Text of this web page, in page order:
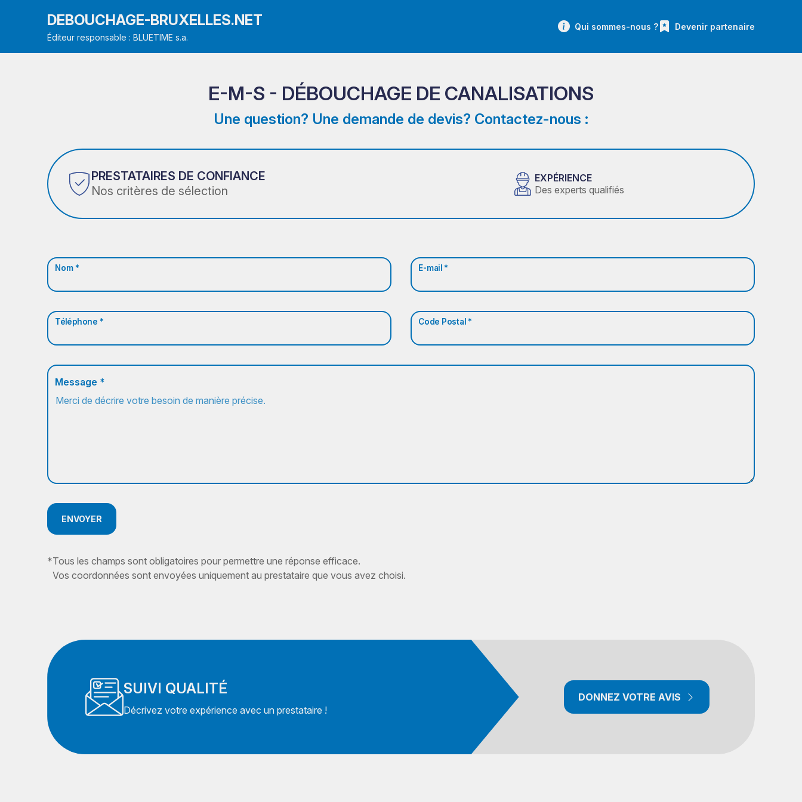
DEBOUCHAGE-BRUXELLES.NET
Éditeur responsable : BLUETIME s.a.
Qui sommes-nous ? Devenir partenaire
E-M-S - DÉBOUCHAGE DE CANALISATIONS
Une question? Une demande de devis? Contactez-nous :
PRESTATAIRES DE CONFIANCE
Nos critères de sélection
EXPÉRIENCE
Des experts qualifiés
Nom * E-mail *
Téléphone * Code Postal *
Message *
ENVOYER
*Tous les champs sont obligatoires pour permettre une réponse efficace.
Vos coordonnées sont envoyées uniquement au prestataire que vous avez choisi.
SUIVI QUALITÉ
Décrivez votre expérience avec un prestataire !
DONNEZ VOTRE AVIS